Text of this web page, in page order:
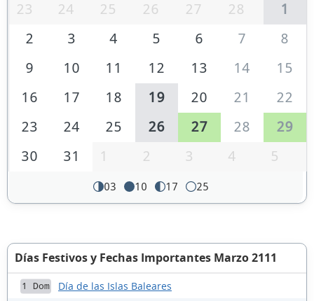
23 24 25 26 27 28
1
2
3 4 5 6 7
8
9
10 11 12 13 14
15
16
17 18 19 20 21
22
23
24 25 26 27 28
29
30
31 1 2 3 4 5
03 10 17 25
Días Festivos y Fechas Importantes Marzo 2111
1 Dom Día de las Islas Baleares